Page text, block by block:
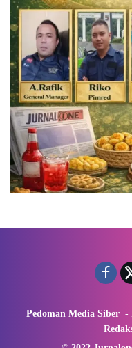
Pedoman Media Siber